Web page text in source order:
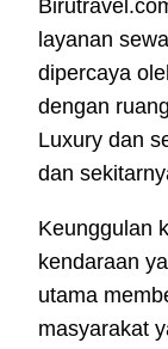
layanan
dipercaya
dengan
Luxury dan
dan
Keunggulan
kendaraan
utama
masyarakat